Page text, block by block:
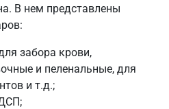
В нем представлены
забора крови,
и пеленальные, для
и т.д.;